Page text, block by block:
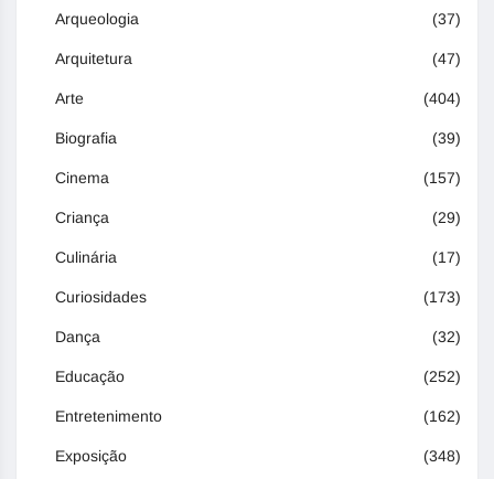
Arqueologia (37)
Arquitetura (47)
Arte (404)
Biografia (39)
Cinema (157)
Criança (29)
Culinária (17)
Curiosidades (173)
Dança (32)
Educação (252)
Entretenimento (162)
Exposição (348)